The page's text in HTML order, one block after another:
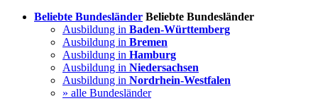
Beliebte Bundesländer Beliebte Bundesländer
Ausbildung in Baden-Württemberg
Ausbildung in Bremen
Ausbildung in Hamburg
Ausbildung in Niedersachsen
Ausbildung in Nordrhein-Westfalen
» alle Bundesländer